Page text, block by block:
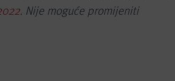
Nije moguće promijeniti